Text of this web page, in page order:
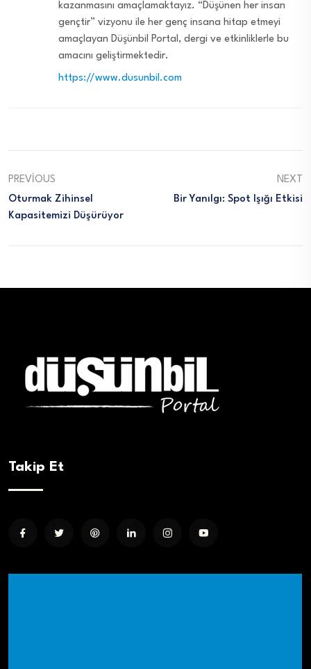
kazanmasını amaçlamaktayız. “Düşünen her insan
gençtir” vizyonu ile her genç insana hitap etmeyi
amaçlayan Düşünbil Portal, dergi ve etkinliklerle bu
amacını geliştirmektedir.
https://www.dusunbil.com
PREVIOUS
Oturmak Zihinsel
Kapasitemizi Düşürüyor
NEXT
Bir Yanılgı: Spot Işığı Etkisi
Takip Et